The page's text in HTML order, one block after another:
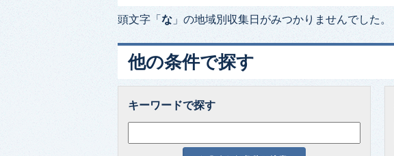
頭文字「 な 」の地域別収集日 がみつかりませんでした。
他の条件で探す
キーワードで探す